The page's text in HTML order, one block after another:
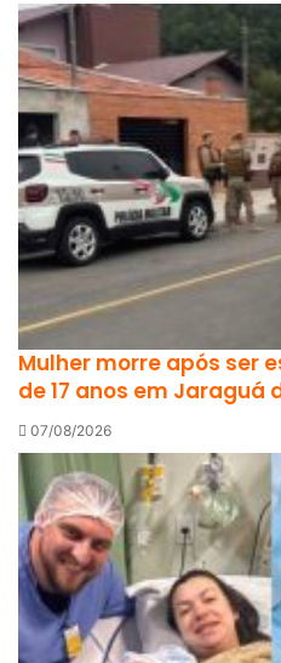
Mulher morre após ser
de 17 anos em Jaraguá
07/08/2026